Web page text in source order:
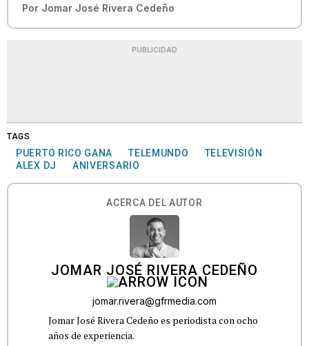
Por Jomar José Rivera Cedeño
PUBLICIDAD
TAGS
PUERTO RICO GANA TELEMUNDO
TELEVISIÓN
ALEX DJ
ANIVERSARIO
ACERCA DEL AUTOR
JOMAR JOSÉ RIVERA CEDEÑO
jomar.rivera@gfrmedia.com
Jomar José Rivera Cedeño es periodista con ocho
años de experiencia.